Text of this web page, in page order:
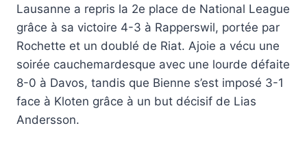
Lausanne a repris la 2e place de National League
grâce à sa victoire 4-3 à Rapperswil, portée par
Rochette et un doublé de Riat. Ajoie a vécu une
soirée cauchemardesque avec une lourde défaite
8-0 à Davos, tandis que Bienne s’est imposé 3-1
face à Kloten grâce à un but décisif de Lias
Andersson.